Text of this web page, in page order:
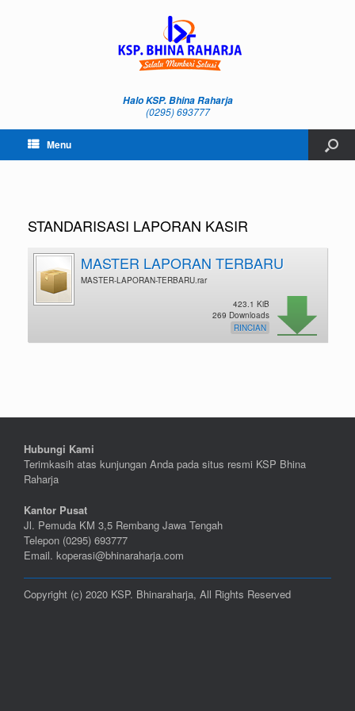
Halo KSP. Bhina Raharja
(0295) 693777
Menu
STANDARISASI LAPORAN KASIR
MASTER LAPORAN TERBARU
MASTER-LAPORAN-TERBARU.rar
423.1 KiB
269 Downloads
RINCIAN
Hubungi Kami
Terimkasih atas kunjungan Anda pada situs resmi KSP Bhina
Raharja
Kantor Pusat
Jl. Pemuda KM 3,5 Rembang Jawa Tengah
Telepon (0295) 693777
Email. koperasi@bhinaraharja.com
Copyright (c) 2020 KSP. Bhinaraharja, All Rights Reserved